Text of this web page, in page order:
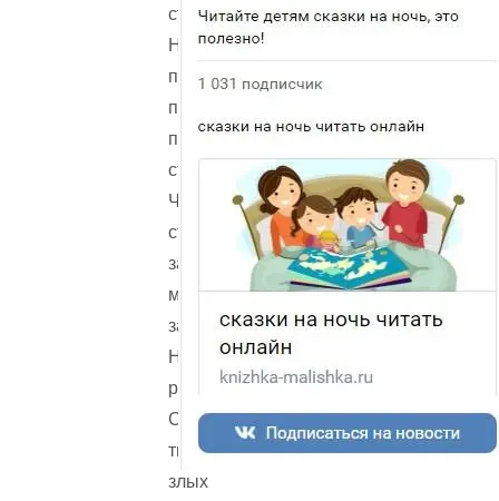
старому,
Не
по-
прежнему,
по-
старинному,
Что
стоят
за
мной,
за
Непрой-
рекой,
Сорок
тысячей
злых